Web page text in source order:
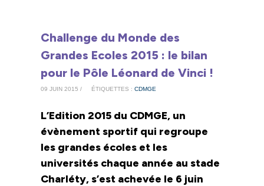
Challenge du Monde des
Grandes Ecoles 2015 : le bilan
pour le Pôle Léonard de Vinci !
09 JUIN 2015 / ÉTIQUETTES : CDMGE
L’Edition 2015 du CDMGE, un
évènement sportif qui regroupe
les grandes écoles et les
universités chaque année au stade
Charléty, s’est achevée le 6 juin